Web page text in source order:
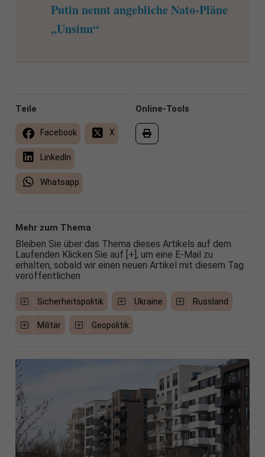
Putin nennt angebliche Nato-Pläne
„Unsinn“
Online-Tools
Teile
Facebook X
LinkedIn
Whatsapp
Mehr zum Thema
Bleiben Sie über das Thema dieses Artikels auf dem
Laufenden Klicken Sie auf [+], um eine E-Mail zu
erhalten, sobald wir einen neuen Artikel mit diesem Tag
veröffentlichen
Sicherheitspolitik Ukraine Russland
Militär Geopolitik